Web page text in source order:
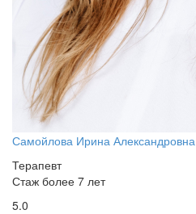
Самойлова Ирина Александровна
Терапевт
Стаж более 7 лет
5.0